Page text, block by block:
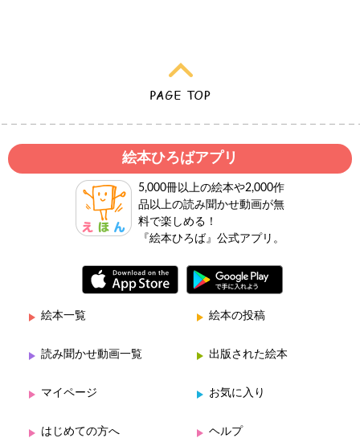
絵本ひろばアプリ
5,000冊以上の絵本や2,000作
品以上の読み聞かせ動画が無
料で楽しめる！
『絵本ひろば』公式アプリ。
絵本一覧 絵本の投稿
読み聞かせ動画一覧 出版された絵本
マイページ お気に入り
はじめての方へ ヘルプ